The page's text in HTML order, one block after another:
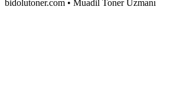
bidolutoner.com • Muadil Toner Uzmanı